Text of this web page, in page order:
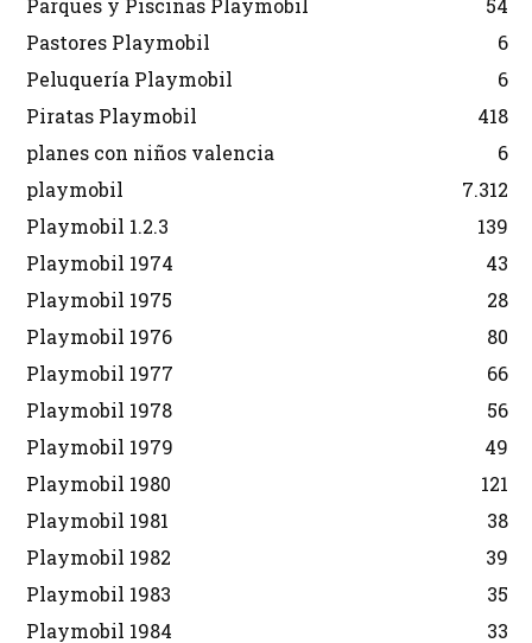
Pastores Playmobil
6
Peluquería Playmobil
6
Piratas Playmobil
418
planes con niños valencia
6
playmobil
7.312
Playmobil 1.2.3
139
Playmobil 1974
43
Playmobil 1975
28
Playmobil 1976
80
Playmobil 1977
66
Playmobil 1978
56
Playmobil 1979
49
Playmobil 1980
121
Playmobil 1981
38
Playmobil 1982
39
Playmobil 1983
35
Playmobil 1984
33